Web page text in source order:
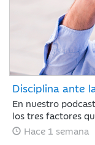
Disciplina ante
En nuestro
los tres factores
a su segunda
Hace 1 semana